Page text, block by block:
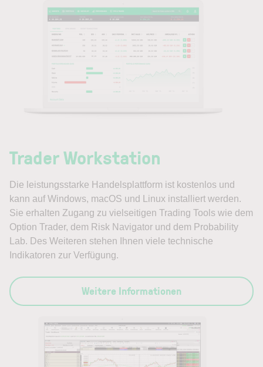
Trader Workstation
Die leistungsstarke Handelsplattform ist kostenlos und
kann auf Windows, macOS und Linux installiert werden.
Sie erhalten Zugang zu vielseitigen Trading Tools wie dem
Option Trader, dem Risk Navigator und dem Probability
Lab. Des Weiteren stehen Ihnen viele technische
Indikatoren zur Verfügung.
Weitere Informationen